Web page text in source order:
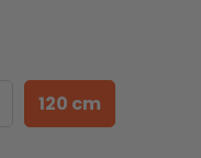
120 cm